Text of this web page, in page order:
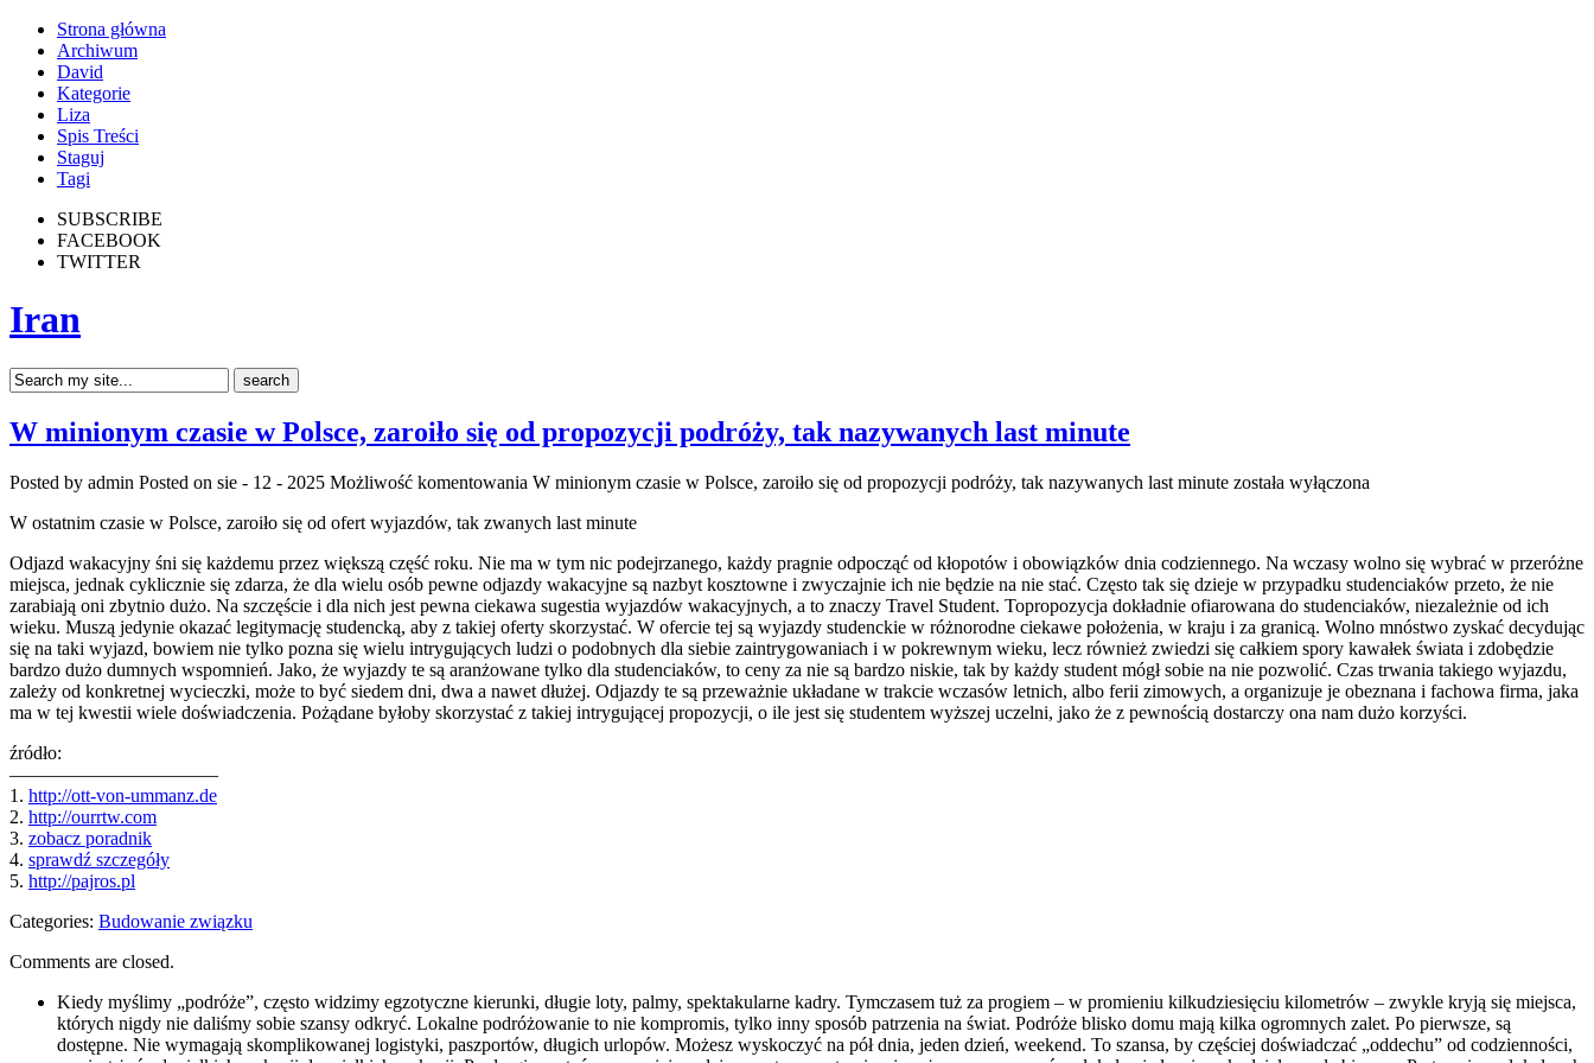
Strona główna
Archiwum
David
Kategorie
Liza
Spis Treści
Staguj
Tagi
SUBSCRIBE
FACEBOOK
TWITTER
Iran
W minionym czasie w Polsce, zaroiło się od propozycji podróży, tak nazywanych last minute
Posted by admin Posted on sie - 12 - 2025 Możliwość komentowania W minionym czasie w Polsce, zaroiło się od propozycji podróży, tak nazywanych last minute została wyłączona
W ostatnim czasie w Polsce, zaroiło się od ofert wyjazdów, tak zwanych last minute
Odjazd wakacyjny śni się każdemu przez większą część roku. Nie ma w tym nic podejrzanego, każdy pragnie odpocząć od kłopotów i obowiązków dnia codziennego. Na wczasy wolno się wybrać w przeróżne
miejsca, jednak cyklicznie się zdarza, że dla wielu osób pewne odjazdy wakacyjne są nazbyt kosztowne i zwyczajnie ich nie będzie na nie stać. Często tak się dzieje w przypadku studenciaków przeto, że nie
zarabiają oni zbytnio dużo. Na szczęście i dla nich jest pewna ciekawa sugestia wyjazdów wakacyjnych, a to znaczy Travel Student. Topropozycja dokładnie ofiarowana do studenciaków, niezależnie od ich
wieku. Muszą jedynie okazać legitymację studencką, aby z takiej oferty skorzystać. W ofercie tej są wyjazdy studenckie w różnorodne ciekawe położenia, w kraju i za granicą. Wolno mnóstwo zyskać decydując
się na taki wyjazd, bowiem nie tylko pozna się wielu intrygujących ludzi o podobnych dla siebie zaintrygowaniach i w pokrewnym wieku, lecz również zwiedzi się całkiem spory kawałek świata i zdobędzie
bardzo dużo dumnych wspomnień. Jako, że wyjazdy te są aranżowane tylko dla studenciaków, to ceny za nie są bardzo niskie, tak by każdy student mógł sobie na nie pozwolić. Czas trwania takiego wyjazdu,
zależy od konkretnej wycieczki, może to być siedem dni, dwa a nawet dłużej. Odjazdy te są przeważnie układane w trakcie wczasów letnich, albo ferii zimowych, a organizuje je obeznana i fachowa firma, jaka
ma w tej kwestii wiele doświadczenia. Pożądane byłoby skorzystać z takiej intrygującej propozycji, o ile jest się studentem wyższej uczelni, jako że z pewnością dostarczy ona nam dużo korzyści.
źródło:
———————————
1. http://ott-von-ummanz.de
2. http://ourrtw.com
3. zobacz poradnik
4. sprawdź szczegóły
5. http://pajros.pl
Categories: Budowanie związku
Comments are closed.
Kiedy myślimy „podróże”, często widzimy egzotyczne kierunki, długie loty, palmy, spektakularne kadry. Tymczasem tuż za progiem – w promieniu kilkudziesięciu kilometrów – zwykle kryją się miejsca,
których nigdy nie daliśmy sobie szansy odkryć. Lokalne podróżowanie to nie kompromis, tylko inny sposób patrzenia na świat. Podróże blisko domu mają kilka ogromnych zalet. Po pierwsze, są
dostępne. Nie wymagają skomplikowanej logistyki, paszportów, długich urlopów. Możesz wyskoczyć na pół dnia, jeden dzień, weekend. To szansa, by częściej doświadczać „oddechu” od codzienności,